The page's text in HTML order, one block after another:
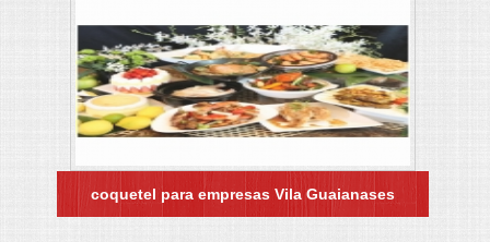
coquetel para empresas Vila Guaianases